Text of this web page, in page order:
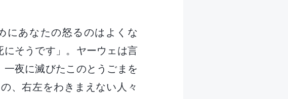
にあなたの怒るのはよくな
そうです」。ヤーウェは言
夜に滅びたこのとうごまを
、右左をわきまえない人々